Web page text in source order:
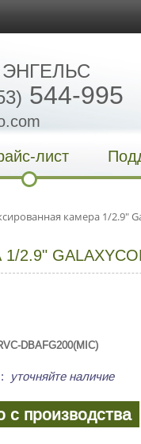
ЭНГЕЛЬС
544-995
лист
камера 1/2.9"
DBAFG200(MIC)
: уточняйте наличие
с производства